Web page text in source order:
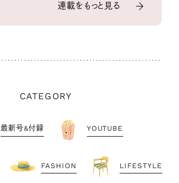
連載をもっと見る
CATEGORY
最新号&付録 YOUTUBE
FASHION LIFESTYLE